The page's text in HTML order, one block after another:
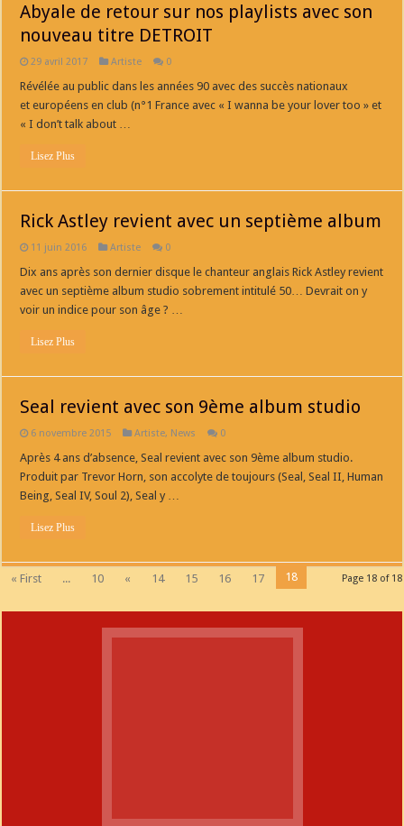
Abyale de retour sur nos playlists avec son
nouveau titre DETROIT
29 avril 2017 Artiste 0
Révélée au public dans les années 90 avec des succès nationaux
et européens en club (n°1 France avec « I wanna be your lover too » et
« I don’t talk about …
Lisez Plus
Rick Astley revient avec un septième album
11 juin 2016 Artiste 0
Dix ans après son dernier disque le chanteur anglais Rick Astley revient
avec un septième album studio sobrement intitulé 50… Devrait on y
voir un indice pour son âge ? …
Lisez Plus
Seal revient avec son 9ème album studio
6 novembre 2015 Artiste, News 0
Après 4 ans d’absence, Seal revient avec son 9ème album studio.
Produit par Trevor Horn, son accolyte de toujours (Seal, Seal II, Human
Being, Seal IV, Soul 2), Seal y …
Lisez Plus
Page 18 of 18
« First ... 10 « 14 15 16 17 18